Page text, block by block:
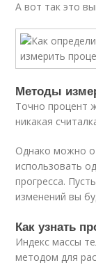
А вот так это
Методы
Точно процент
никакая
Однако можно
использовать
прогресса.
изменений вы
Как узнать
Индекс массы
методом для